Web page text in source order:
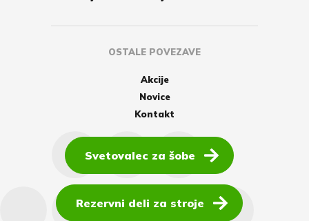
OSTALE POVEZAVE
Akcije
Novice
Kontakt
Svetovalec za šobe
Rezervni deli za stroje